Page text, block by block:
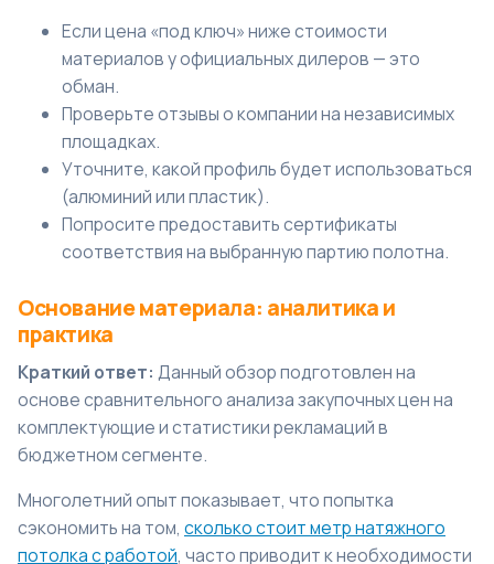
Если цена «под ключ» ниже стоимости
материалов у официальных дилеров — это
обман.
Проверьте отзывы о компании на независимых
площадках.
Уточните, какой профиль будет использоваться
(алюминий или пластик).
Попросите предоставить сертификаты
соответствия на выбранную партию полотна.
Основание материала: аналитика и
практика
Краткий ответ: Данный обзор подготовлен на
основе сравнительного анализа закупочных цен на
комплектующие и статистики рекламаций в
бюджетном сегменте.
Многолетний опыт показывает, что попытка
сэкономить на том, сколько стоит метр натяжного
потолка с работой, часто приводит к необходимости